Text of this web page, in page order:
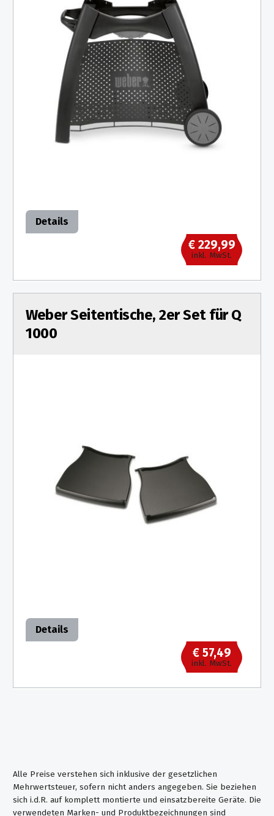
Details
€ 229,99
inkl. MwSt.
Weber Seitentische, 2er Set für Q
1000
Details
€ 57,49
inkl. MwSt.
Alle Preise verstehen sich inklusive der gesetzlichen
Mehrwertsteuer, sofern nicht anders angegeben. Sie beziehen
sich i.d.R. auf komplett montierte und einsatzbereite Geräte. Die
verwendeten Marken- und Produktbezeichnungen sind